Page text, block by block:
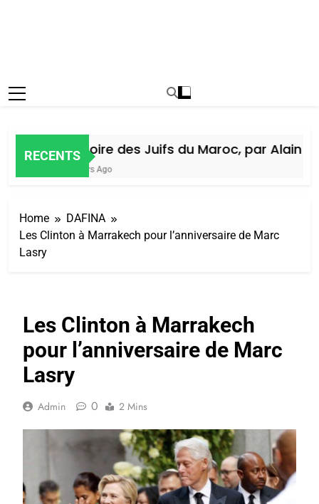
RECENTSHistoire des Juifs du Maroc, par Alain
5 Jours Ago
Home
DAFINA
Les Clinton à Marrakech pour l’anniversaire de Marc
Lasry
Les Clinton à Marrakech
pour l’anniversaire de Marc
Lasry
Admin 0 2 Mins